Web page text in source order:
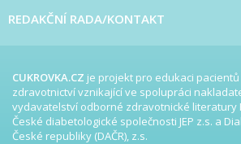
REDAKČNÍ RADA/KONTAKT
CUKROVKA.CZ je projekt pro edukaci
zdravotnictví vznikající ve spolupráci
vydavatelství odborné zdravotnické literatury
České diabetologické společnosti JEP z.s. a
České republiky (DAČR), z.s.